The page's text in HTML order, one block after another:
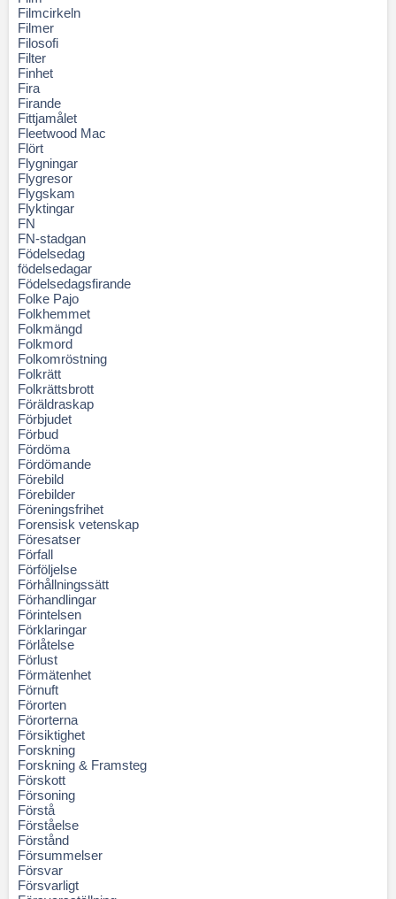
Filmcirkeln
Filmer
Filosofi
Filter
Finhet
Fira
Firande
Fittjamålet
Fleetwood Mac
Flört
Flygningar
Flygresor
Flygskam
Flyktingar
FN
FN-stadgan
Födelsedag
födelsedagar
Födelsedagsfirande
Folke Pajo
Folkhemmet
Folkmängd
Folkmord
Folkomröstning
Folkrätt
Folkrättsbrott
Föräldraskap
Förbjudet
Förbud
Fördöma
Fördömande
Förebild
Förebilder
Föreningsfrihet
Forensisk vetenskap
Föresatser
Förfall
Förföljelse
Förhållningssätt
Förhandlingar
Förintelsen
Förklaringar
Förlåtelse
Förlust
Förmätenhet
Förnuft
Förorten
Förorterna
Försiktighet
Forskning
Forskning & Framsteg
Förskott
Försoning
Förstå
Förståelse
Förstånd
Försummelser
Försvar
Försvarligt